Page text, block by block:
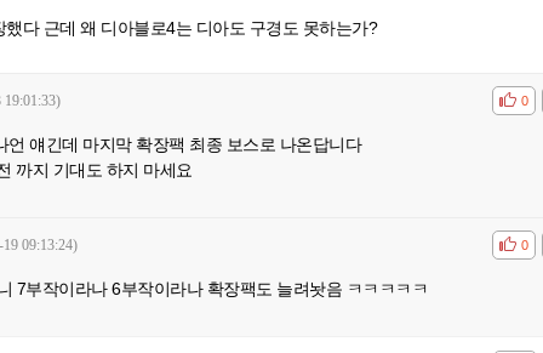
다 근데 왜 디아블로4는 디아도 구경도 못하는가?
19:01:33) 비공감
0
언 얘긴데 마지막 확장팩 최종 보스로 나온답니다
까지 기대도 하지 마세요
09:13:24) 비공감
0
7부작이라나 6부작이라나 확장팩도 늘려놧음 ㅋㅋㅋㅋㅋ